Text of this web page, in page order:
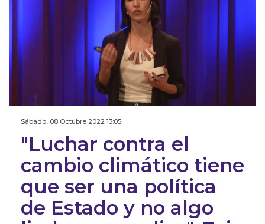
Sábado, 08 Octubre 2022 13:05
"Luchar contra el
cambio climático tiene
que ser una política
de Estado y no algo